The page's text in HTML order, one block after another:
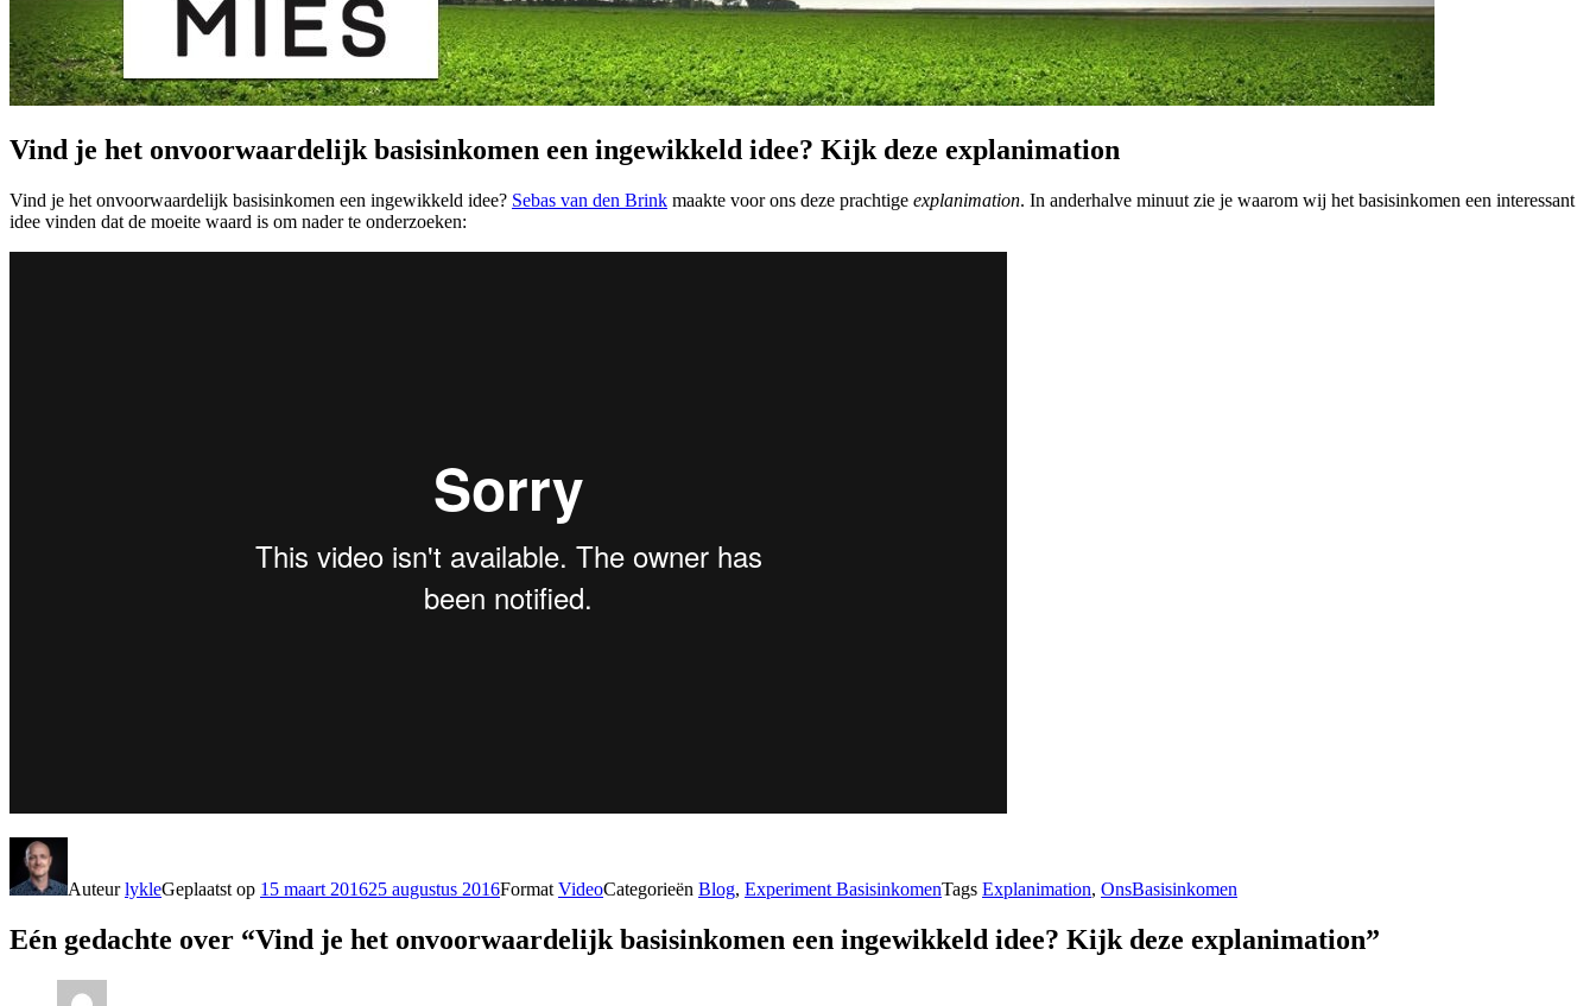
Vind je het onvoorwaardelijk basisinkomen een ingewikkeld idee? Kijk deze explanimation
Vind je het onvoorwaardelijk basisinkomen een ingewikkeld idee? Sebas van den Brink maakte voor ons deze prachtige explanimation. In anderhalve minuut zie je waarom wij het basisinkomen een interessant
idee vinden dat de moeite waard is om nader te onderzoeken:
AuteurlykleGeplaatst op 15 maart 201625 augustus 2016Format VideoCategorieën Blog, Experiment BasisinkomenTags Explanimation, OnsBasisinkomen
Eén gedachte over “Vind je het onvoorwaardelijk basisinkomen een ingewikkeld idee? Kijk deze explanimation”